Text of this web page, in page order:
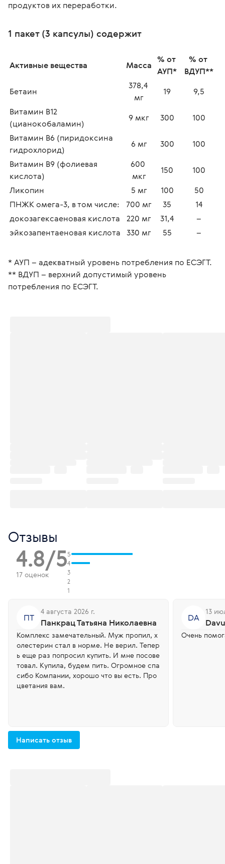
продуктов их переработки.
1 пакет (3 капсулы) содержит
Активные вещества Масса
% от
АУП*
% от
ВДУП**
Бетаин
378,4
мг
19
9,5
Витамин В12
(цианокобаламин)
9 мкг 300
100
Витамин В6 (пиридоксина
гидрохлорид)
6 мг 300
100
Витамин В9 (фолиевая
кислота)
600
мкг
150
100
Ликопин
5 мг 100
50
ПНЖК омега-3, в том числе:
700 мг 35
14
докозагексаеновая кислота
220 мг 31,4
–
эйкозапентаеновая кислота 330 мг 55 –
* АУП – адекватный уровень потребления по ЕСЭГТ.
** ВДУП – верхний допустимый уровень
потребления по ЕСЭГТ.
Отзывы
4.8/5
17 оценок
5
4
3
2
1
ПТ
4 августа 2026 г.
Панкрац Татьяна Николаевна
Комплекс замечательный. Муж пропил, х
олестерин стал в норме. Не верил. Тепер
ь еще раз попросил купить. И мне посове
товал. Купила, будем пить. Огромное спа
сибо Компании, хорошо что вы есть. Про
цветания вам.
DA
13
Очень
Написать отзыв